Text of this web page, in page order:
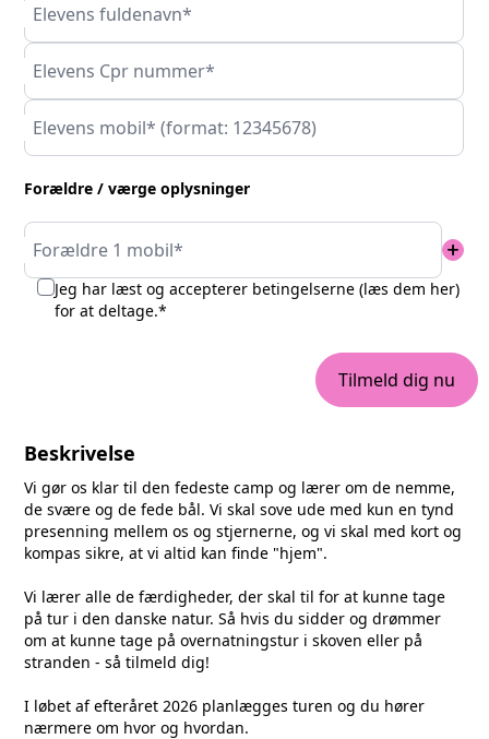
Elevens fuldenavn*
Elevens Cpr nummer*
Elevens mobil* (format: 12345678)
Forældre / værge oplysninger
Forældre 1 mobil* add
Jeg har læst og accepterer betingelserne (læs dem her)
for at deltage.*
Tilmeld dig nu
Beskrivelse
Vi gør os klar til den fedeste camp og lærer om de nemme,
de svære og de fede bål. Vi skal sove ude med kun en tynd
presenning mellem os og stjernerne, og vi skal med kort og
kompas sikre, at vi altid kan finde "hjem".
Vi lærer alle de færdigheder, der skal til for at kunne tage
på tur i den danske natur. Så hvis du sidder og drømmer
om at kunne tage på overnatningstur i skoven eller på
stranden - så tilmeld dig!
I løbet af efteråret 2026 planlægges turen og du hører
nærmere om hvor og hvordan.